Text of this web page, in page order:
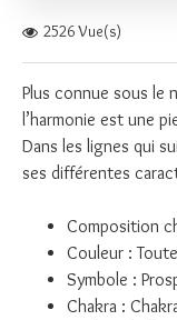
2526 Vue(s)
Plus connue sous le
l’harmonie est une
Dans les lignes qui
ses différentes
Composition
Couleur :
Symbole :
Chakra :